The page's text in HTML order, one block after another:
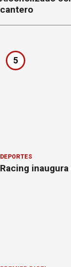
cantero
5
DEPORTES
Racing